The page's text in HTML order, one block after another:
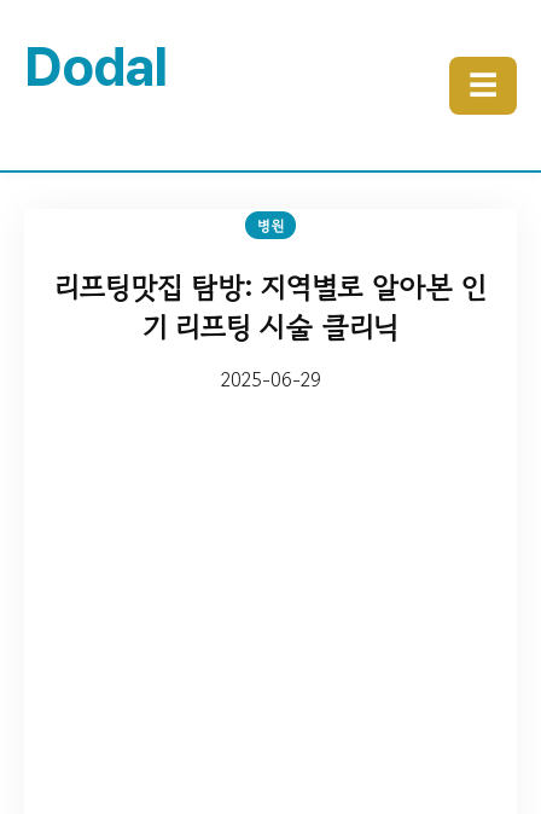
Dodal ☰
병원
리프팅맛집 탐방: 지역별로 알아본 인
기 리프팅 시술 클리닉
2025-06-29